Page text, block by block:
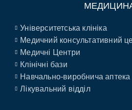
Університетська клініка
Медичний консультативний
Медичні Центри
Клінічні бази
Навчально-виробнича аптека
Лікувальний відділ